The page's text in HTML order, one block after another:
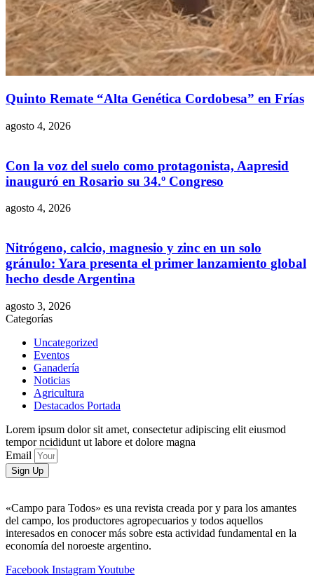
Quinto Remate “Alta Genética Cordobesa” en Frías
agosto 4, 2026
Con la voz del suelo como protagonista, Aapresid
inauguró en Rosario su 34.º Congreso
agosto 4, 2026
Nitrógeno, calcio, magnesio y zinc en un solo
gránulo: Yara presenta el primer lanzamiento global
hecho desde Argentina
agosto 3, 2026
Categorías
Uncategorized
Eventos
Ganadería
Noticias
Agricultura
Destacados Portada
Lorem ipsum dolor sit amet, consectetur adipiscing elit eiusmod
tempor ncididunt ut labore et dolore magna
Email
Sign Up
«Campo para Todos» es una revista creada por y para los amantes
del campo, los productores agropecuarios y todos aquellos
interesados en conocer más sobre esta actividad fundamental en la
economía del noroeste argentino.
Facebook InstagramYoutube